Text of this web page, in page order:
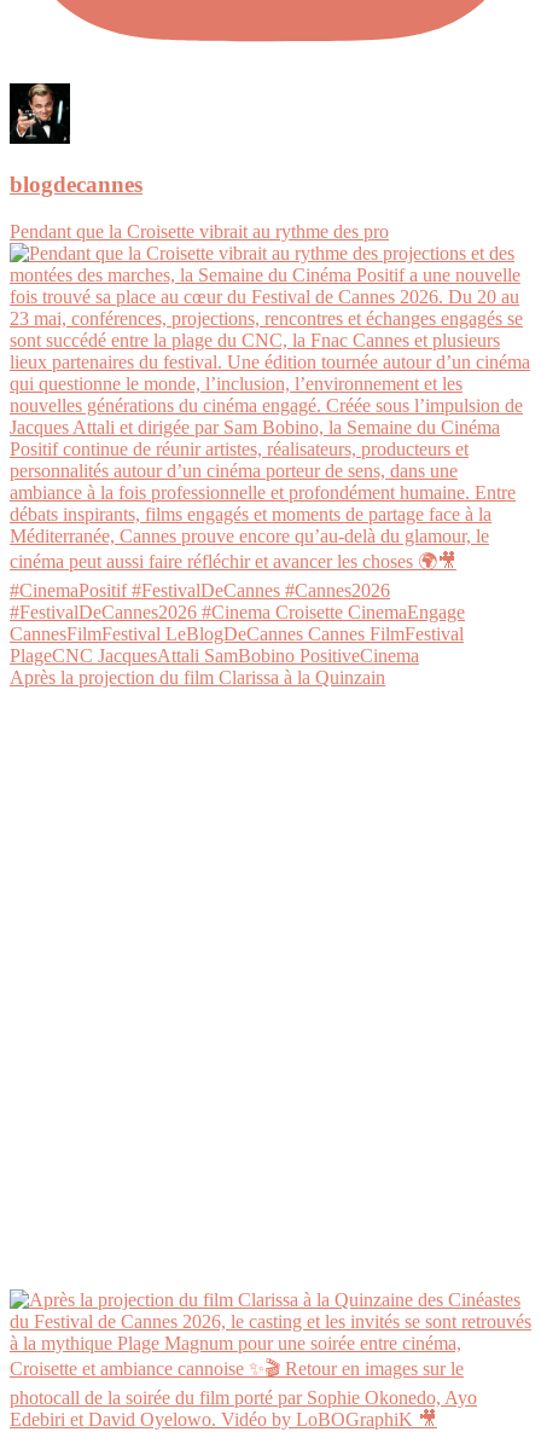
blogdecannes
Pendant que la Croisette vibrait au rythme des pro
Après la projection du film Clarissa à la Quinzain